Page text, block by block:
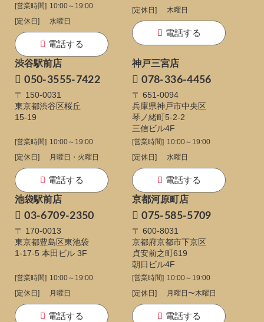
[営業時間] 10:00～19:00
[定休日]
水曜日
電話する
[定休日]
木曜日
電話する
渋谷駅前店
050-3555-7422
〒 150-0031
東京都渋谷区桜丘
15-19
[営業時間] 10:00～19:00
[定休日]
月曜日・火曜日
電話する
神戸三宮店
078-336-4456
〒 651-0094
兵庫県神戸市中央区
琴ノ緒町5-2-2
三信ビル4F
[営業時間] 10:00～19:00
[定休日]
水曜日
電話する
池袋駅前店
03-6709-2350
〒 170-0013
東京都豊島区東池袋
1-17-5 本田ビル 3F
[営業時間] 10:00～19:00
[定休日]
月曜日
電話する
京都河原町店
075-585-5709
〒 600-8031
京都府京都市下京区
貞安前之町619
朝日ビル4F
[営業時間] 10:00～19:00
[定休日]
月曜日〜木曜日
電話する